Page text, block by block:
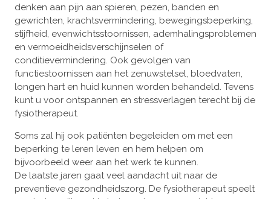
denken aan pijn aan spieren, pezen, banden en
gewrichten, krachtsvermindering, bewegingsbeperking,
stijfheid, evenwichtsstoornissen, ademhalingsproblemen
en vermoeidheidsverschijnselen of
conditievermindering. Ook gevolgen van
functiestoornissen aan het zenuwstelsel, bloedvaten,
longen hart en huid kunnen worden behandeld. Tevens
kunt u voor ontspannen en stressverlagen terecht bij de
fysiotherapeut.
Soms zal hij ook patiënten begeleiden om met een
beperking te leren leven en hem helpen om
bijvoorbeeld weer aan het werk te kunnen.
De laatste jaren gaat veel aandacht uit naar de
preventieve gezondheidszorg. De fysiotherapeut speelt